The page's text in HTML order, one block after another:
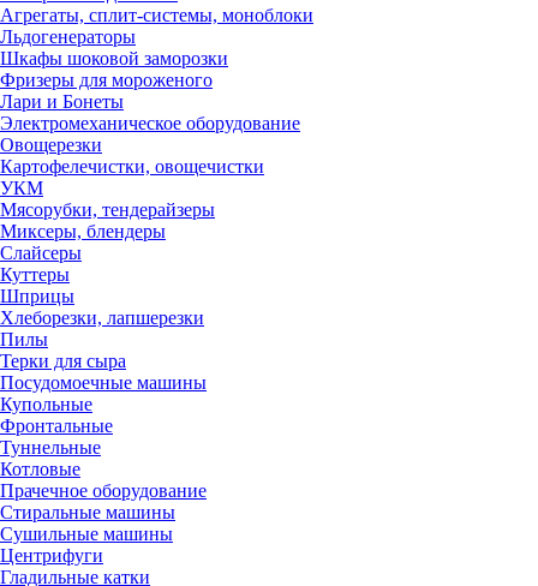
Агрегаты, сплит-системы, моноблоки
Льдогенераторы
Шкафы шоковой заморозки
Фризеры для мороженого
Лари и Бонеты
Электромеханическое оборудование
Овощерезки
Картофелечистки, овощечистки
УКМ
Мясорубки, тендерайзеры
Миксеры, блендеры
Слайсеры
Куттеры
Шприцы
Хлеборезки, лапшерезки
Пилы
Терки для сыра
Посудомоечные машины
Купольные
Фронтальные
Туннельные
Котловые
Прачечное оборудование
Стиральные машины
Сушильные машины
Центрифуги
Гладильные катки